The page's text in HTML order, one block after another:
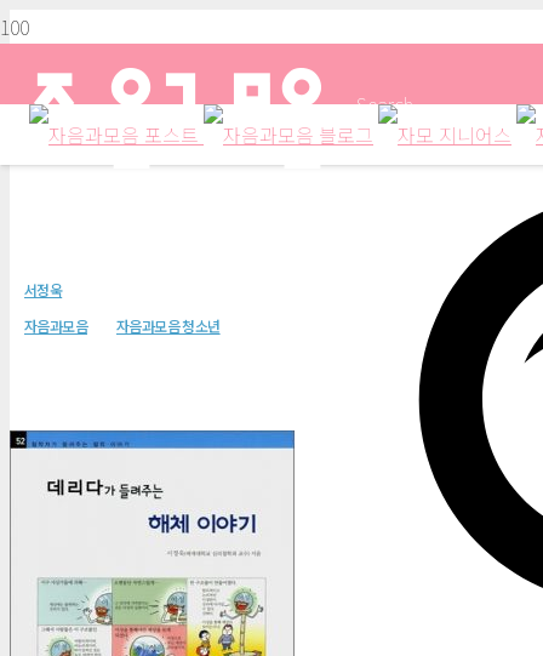
Search
데리다가 들려주는 해체 이야기
서정욱
자음과모음
자음과모음 청소년